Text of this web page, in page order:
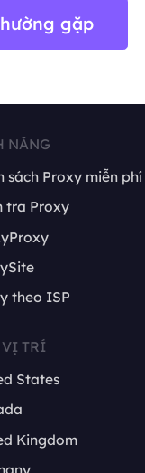
gặp
NĂNG
sách Proxy miễn phí
tra Proxy
theo ISP
VỊ TRÍ
States
Kingdom